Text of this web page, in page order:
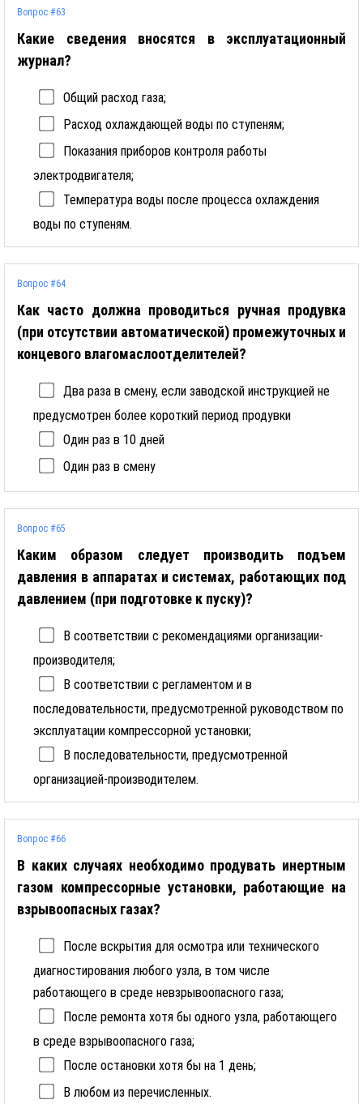
Вопрос #63
Какие сведения вносятся в эксплуатационный
журнал?
Общий расход газа;
Расход охлаждающей воды по ступеням;
Показания приборов контроля работы
электродвигателя;
Температура воды после процесса охлаждения
воды по ступеням.
Вопрос #64
Как часто должна проводиться ручная продувка
(при отсутствии автоматической) промежуточных и
концевого влагомаслоотделителей?
Два раза в смену, если заводской инструкцией не
предусмотрен более короткий период продувки
Один раз в 10 дней
Один раз в смену
Вопрос #65
Каким образом следует производить подъем
давления в аппаратах и системах, работающих под
давлением (при подготовке к пуску)?
В соответствии с рекомендациями организации-
производителя;
В соответствии с регламентом и в
последовательности, предусмотренной руководством по
эксплуатации компрессорной установки;
В последовательности, предусмотренной
организацией-производителем.
Вопрос #66
В каких случаях необходимо продувать инертным
газом компрессорные установки, работающие на
взрывоопасных газах?
После вскрытия для осмотра или технического
диагностирования любого узла, в том числе
работающего в среде невзрывоопасного газа;
После ремонта хотя бы одного узла, работающего
в среде взрывоопасного газа;
После остановки хотя бы на 1 день;
В любом из перечисленных.